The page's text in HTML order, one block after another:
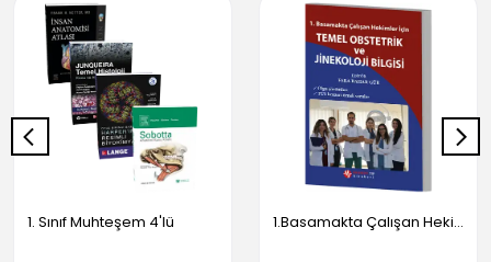
1. Sınıf Muhteşem 4'lü 1.Basamakta Çalışan Hekimler İçin Temel Obstetrik Ve Jinekoloji Bilgisi